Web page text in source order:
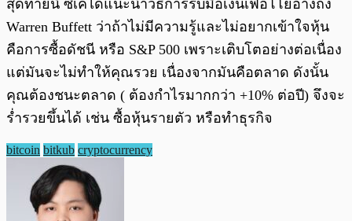
สุดท้ายนี้ ซีเคได้แนะนำวิธีการรับมือเงินเฟ้อโโยอ้างถึง
Warren Buffett ว่าถ้าไม่มีความรู้และไม่อยากเข้าใจหุ้น
คือการซื้อดัชนี หรือ S&P 500 เพราะเติบโตอย่างต่อเนื่อง
แต่มันจะไม่ทำให้คุณรวย เนื่องจากมันคือตลาด ดังนั้น
คุณต้องชนะตลาด ( ต้องกำไรมากกว่า +10% ต่อปี) จึงจะ
ร่ำรวยขึ้นได้ เช่น ซื้อหุ้นรายตัว หรือทำธุรกิจ
bitcoin bitkub cryptocurrency